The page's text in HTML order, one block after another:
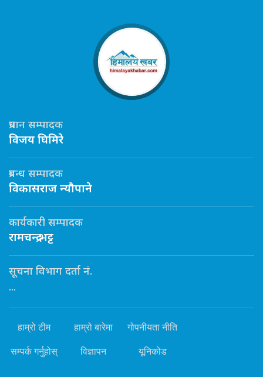
प्रधान सम्पादक
विजय घिमिरे
प्रबन्ध सम्पादक
विकासराज न्यौपाने
कार्यकारी सम्पादक
रामचन्द्र भट्ट
सूचना विभाग दर्ता नं.
...
हाम्रो टीम हाम्रो बारेमा गोपनीयता नीति
सम्पर्क गर्नुहोस् विज्ञापन यूनिकोड